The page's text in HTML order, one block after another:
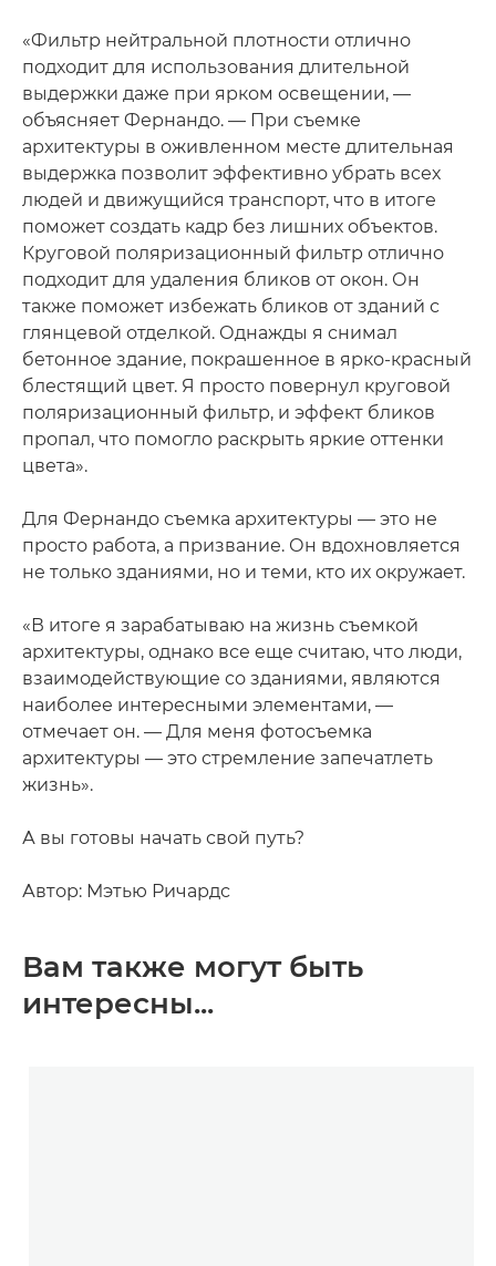
«Фильтр нейтральной плотности отлично
подходит для использования длительной
выдержки даже при ярком освещении, —
объясняет Фернандо. — При съемке
архитектуры в оживленном месте длительная
выдержка позволит эффективно убрать всех
людей и движущийся транспорт, что в итоге
поможет создать кадр без лишних объектов.
Круговой поляризационный фильтр отлично
подходит для удаления бликов от окон. Он
также поможет избежать бликов от зданий с
глянцевой отделкой. Однажды я снимал
бетонное здание, покрашенное в ярко-красный
блестящий цвет. Я просто повернул круговой
поляризационный фильтр, и эффект бликов
пропал, что помогло раскрыть яркие оттенки
цвета».
Для Фернандо съемка архитектуры — это не
просто работа, а призвание. Он вдохновляется
не только зданиями, но и теми, кто их окружает.
«В итоге я зарабатываю на жизнь съемкой
архитектуры, однако все еще считаю, что люди,
взаимодействующие со зданиями, являются
наиболее интересными элементами, —
отмечает он. — Для меня фотосъемка
архитектуры — это стремление запечатлеть
жизнь».
А вы готовы начать свой путь?
Автор: Мэтью Ричардс
Вам также могут быть
интересны...